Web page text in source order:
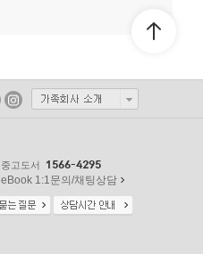
중고도서 1566-4295
eBook 1:1문의/채팅상담